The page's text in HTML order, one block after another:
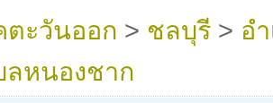
ตะวันออก > ชลบุรี > อ
ลหนองชาก